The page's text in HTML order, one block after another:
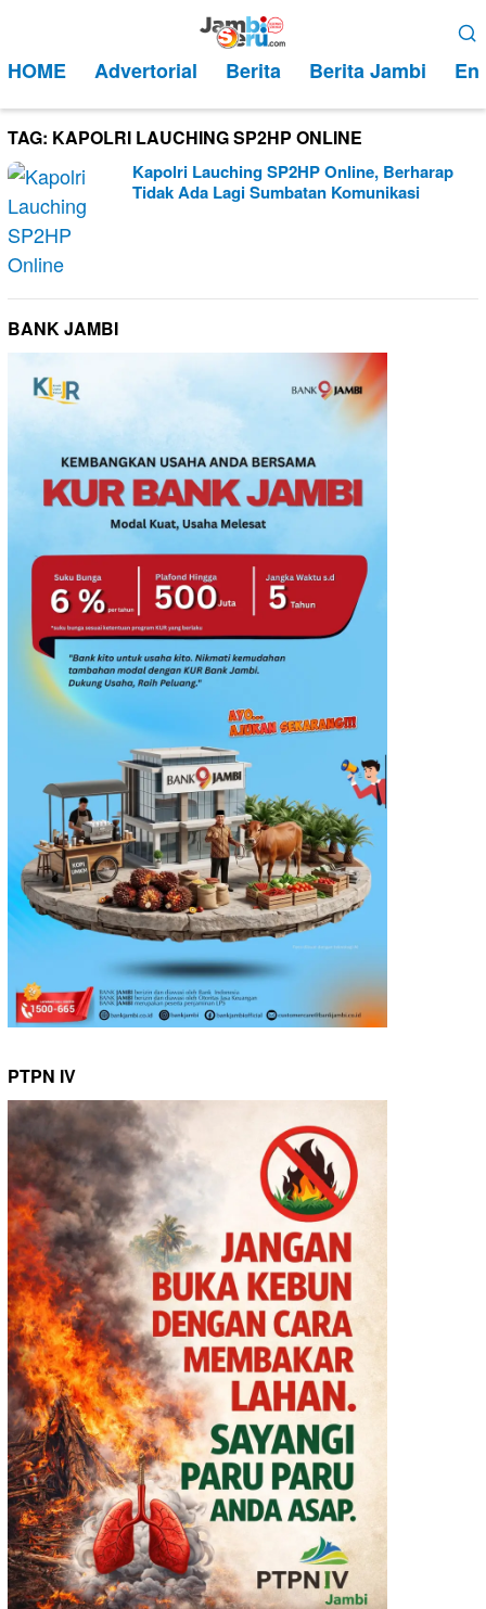
kontenMobile
HOME Advertorial Berita Berita Jambi
TAG: KAPOLRI LAUCHING SP2HP ONLINE
Kapolri Lauching SP2HP Online, Berharap
Tidak Ada Lagi Sumbatan Komunikasi
BANK JAMBI
PTPN IV